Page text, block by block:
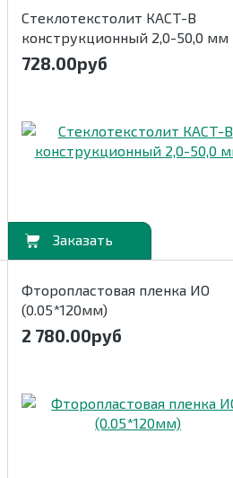
Стеклотекстолит КАСТ-В
конструкционный 2,0-50,0 мм
728.00руб
Фторопластовая пленка ИО
(0.05*120мм)
2 780.00руб